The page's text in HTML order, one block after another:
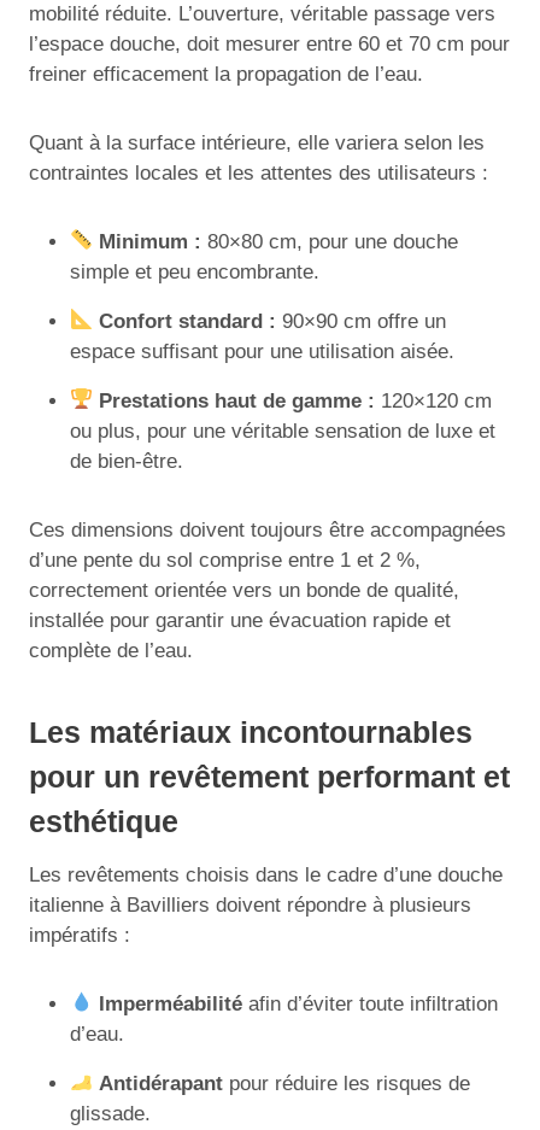
mobilité réduite. L’ouverture, véritable passage vers
l’espace douche, doit mesurer entre 60 et 70 cm pour
freiner efficacement la propagation de l’eau.
Quant à la surface intérieure, elle variera selon les
contraintes locales et les attentes des utilisateurs :
Minimum : 80×80 cm, pour une douche
simple et peu encombrante.
Confort standard : 90×90 cm offre un
espace suffisant pour une utilisation aisée.
Prestations haut de gamme : 120×120 cm
ou plus, pour une véritable sensation de luxe et
de bien-être.
Ces dimensions doivent toujours être accompagnées
d’une pente du sol comprise entre 1 et 2 %,
correctement orientée vers un bonde de qualité,
installée pour garantir une évacuation rapide et
complète de l’eau.
Les matériaux incontournables
pour un revêtement performant et
esthétique
Les revêtements choisis dans le cadre d’une douche
italienne à Bavilliers doivent répondre à plusieurs
impératifs :
Imperméabilité afin d’éviter toute infiltration
d’eau.
Antidérapant pour réduire les risques de
glissade.